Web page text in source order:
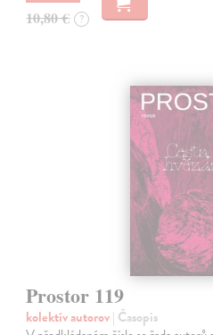
10,80 € ?
Prostor 119
kolektív autorov| Časopis